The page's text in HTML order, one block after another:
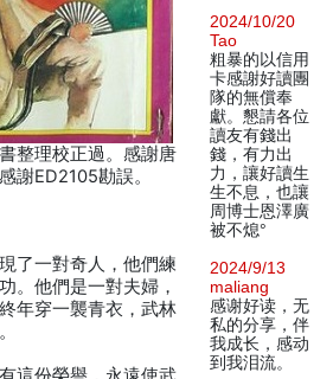
整理校正過。感謝唐
謝ED2105勘誤。
了一對奇人，他們練
。他們是一對夫婦，
年穿一襲青衣，武林
2024/10/20
Tao
粗暴的以信用
卡感謝好讀團
隊的無償奉
獻。懇請各位
讀友有錢出
錢，有力出
力，讓好讀生
生不息，也讓
周博士恩澤廣
被不熄°
2024/9/13
maliang
感谢好读，无
私的分享，伴
我成长，感动
到我泪流。